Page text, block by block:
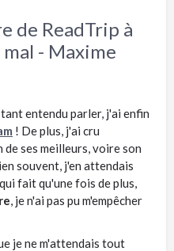
de ReadTrip à
- Maxime
entendu parler, j'ai enfin
! De plus, j'ai cru
ses meilleurs, voire son
souvent, j'en attendais
fait qu'une fois de plus,
, je n'ai pas pu m'empêcher
je ne m'attendais tout